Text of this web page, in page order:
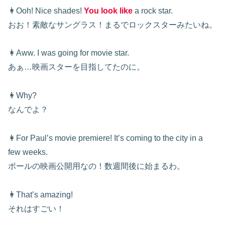
👩Ooh! Nice shades! You look like a rock star.
おお！素敵なサングラス！まるでロックスターみたいね。
👩Aww. I was going for movie star.
あぁ…映画スターを目指してたのに。
👩Why?
なんでよ？
👩For Paul’s movie premiere! It’s coming to the city in a
few weeks.
ポールの映画公開用なの！数週間後に始まるわ。
👩That’s amazing!
それはすごい！